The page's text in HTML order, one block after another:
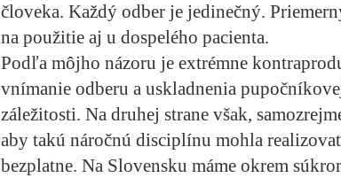
človeka. Každý odber je jedinečný.
na použitie aj u dospelého pacienta.
Podľa môjho názoru je extrémne
vnímanie odberu a uskladnenia
záležitosti. Na druhej strane však,
aby takú náročnú disciplínu mohla
bezplatne. Na Slovensku máme okrem